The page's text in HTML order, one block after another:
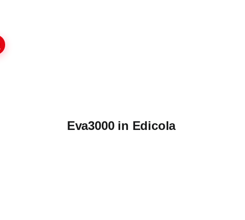
Eva3000 in Edicola